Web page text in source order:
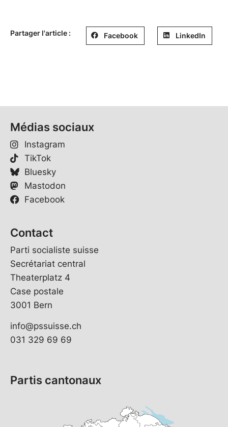
Partager l'article : Facebook LinkedIn
Médias sociaux
Instagram
TikTok
Bluesky
Mastodon
Facebook
Contact
Parti socialiste suisse
Secrétariat central
Theaterplatz 4
Case postale
3001 Bern
info@pssuisse.ch
031 329 69 69
Partis cantonaux